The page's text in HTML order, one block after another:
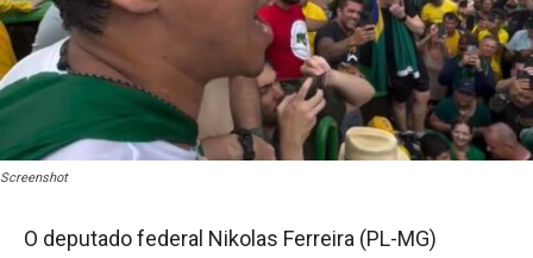
Screenshot
O deputado federal Nikolas Ferreira (PL-MG)